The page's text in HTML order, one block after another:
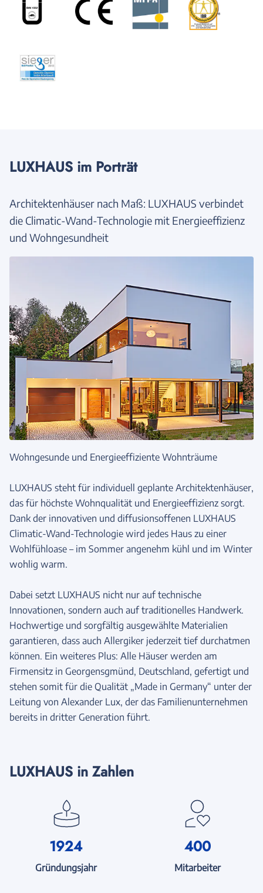
LUXHAUS im Porträt
Architektenhäuser nach Maß: LUXHAUS verbindet
die Climatic-Wand-Technologie mit Energieeffizienz
und Wohngesundheit
Wohngesunde und Energieeffiziente Wohnträume
LUXHAUS steht für individuell geplante Architektenhäuser,
das für höchste Wohnqualität und Energieeffizienz sorgt.
Dank der innovativen und diffusionsoffenen LUXHAUS
Climatic-Wand-Technologie wird jedes Haus zu einer
Wohlfühloase – im Sommer angenehm kühl und im Winter
wohlig warm.
Dabei setzt LUXHAUS nicht nur auf technische
Innovationen, sondern auch auf traditionelles Handwerk.
Hochwertige und sorgfältig ausgewählte Materialien
garantieren, dass auch Allergiker jederzeit tief durchatmen
können. Ein weiteres Plus: Alle Häuser werden am
Firmensitz in Georgensgmünd, Deutschland, gefertigt und
stehen somit für die Qualität „Made in Germany“ unter der
Leitung von Alexander Lux, der das Familienunternehmen
bereits in dritter Generation führt.
LUXHAUS in Zahlen
1924
Gründungsjahr
400
Mitarbeiter